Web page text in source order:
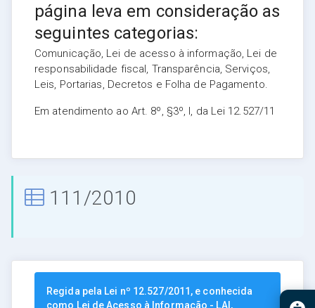
página leva em consideração as
seguintes categorias:
Comunicação, Lei de acesso à informação, Lei de
responsabilidade fiscal, Transparência, Serviços,
Leis, Portarias, Decretos e Folha de Pagamento.
Em atendimento ao Art. 8º, §3º, I, da Lei 12.527/11
111/2010
Regida pela Lei nº 12.527/2011, e conhecida
como Lei de Acesso à Informação - LAI,